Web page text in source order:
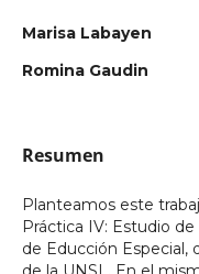
Marisa Labayen
Romina Gaudin
Resumen
Planteamos este
Práctica IV: Estudio
de Educción Especial,